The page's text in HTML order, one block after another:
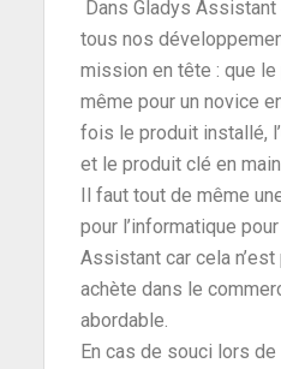
Dans Gladys
tous nos
mission en tête : que
même pour un novice
fois le produit installé,
et le produit clé en main.
Il faut tout de même
pour l’informatique
Assistant car cela n’est
achète dans le
abordable.
En cas de souci lors de